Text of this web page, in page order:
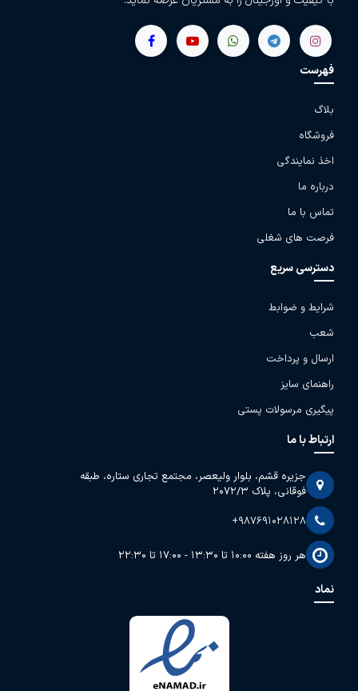
فهرست
بلاگ
فروشگاه
اخذ نمایندگی
درباره ما
تماس با ما
فرصت های شغلی
دسترسی سریع
شرایط و ضوابط
شعب
ارسال و پرداخت
راهنمای سایز
پیگیری مرسولات پستی
ارتباط با ما
جزیره قشم، بلوار ولیعصر، مجتمع تجاری ستاره، طبقه
فوقانی، پلاک 2072/3
+987691028128
هر روز هفته 10:00 تا 13:30 - 17:00 تا 22:30
نماد